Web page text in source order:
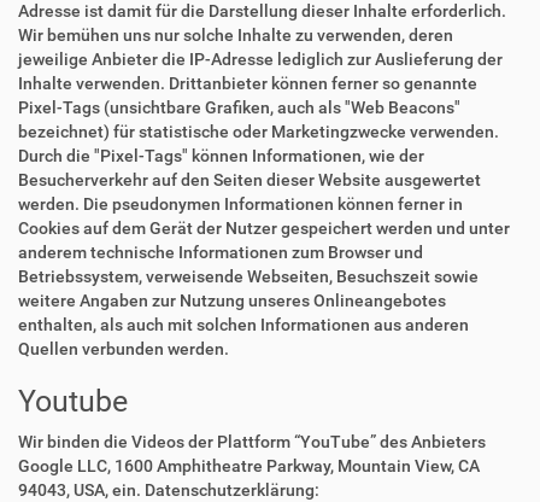
Adresse ist damit für die Darstellung dieser Inhalte erforderlich.
Wir bemühen uns nur solche Inhalte zu verwenden, deren
jeweilige Anbieter die IP-Adresse lediglich zur Auslieferung der
Inhalte verwenden. Drittanbieter können ferner so genannte
Pixel-Tags (unsichtbare Grafiken, auch als "Web Beacons"
bezeichnet) für statistische oder Marketingzwecke verwenden.
Durch die "Pixel-Tags" können Informationen, wie der
Besucherverkehr auf den Seiten dieser Website ausgewertet
werden. Die pseudonymen Informationen können ferner in
Cookies auf dem Gerät der Nutzer gespeichert werden und unter
anderem technische Informationen zum Browser und
Betriebssystem, verweisende Webseiten, Besuchszeit sowie
weitere Angaben zur Nutzung unseres Onlineangebotes
enthalten, als auch mit solchen Informationen aus anderen
Quellen verbunden werden.
Youtube
Wir binden die Videos der Plattform “YouTube” des Anbieters
Google LLC, 1600 Amphitheatre Parkway, Mountain View, CA
94043, USA, ein. Datenschutzerklärung: